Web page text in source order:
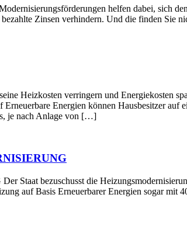
helfen dabei, sich
Zinsen verhindern. Und die finden Sie
verringern und Energiekosten
Energien können Hausbesitzer auf
je nach Anlage von […]
bezuschusst die
auf Basis Erneuerbarer Energien sogar